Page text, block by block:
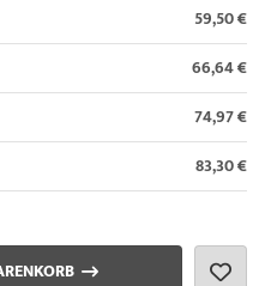
59,50 €
66,64 €
74,97 €
83,30 €